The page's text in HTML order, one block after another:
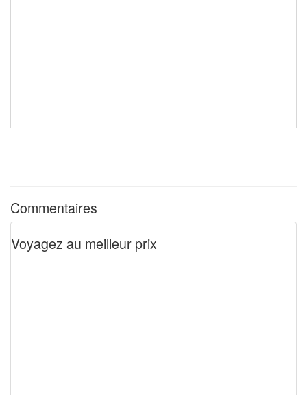
Commentaires
Voyagez au meilleur prix